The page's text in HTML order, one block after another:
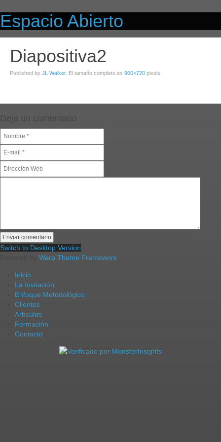
Espacio Abierto
Diapositiva2
Published by JL Walker. El tamaño completo es 960×720 pixels.
Deja un comentario
Switch to Desktop Version
Warp Theme Framework
Inicio
La Invitación
Enfoque Metodológico
Clientes
Artículos
Formación
Contacto